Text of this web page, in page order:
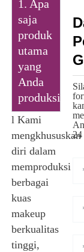
1. Apa
saja
produk
utama
yang
Anda
produksi?
l Kami
mengkhususkan
diri dalam
memproduksi
berbagai
kuas
makeup
berkualitas
tinggi,
24